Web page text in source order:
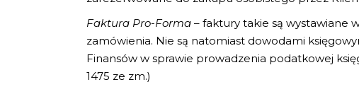
Faktura Pro-Forma – faktury takie są wystawiane
zamówienia. Nie są natomiast dowodami
Finansów w sprawie prowadzenia podatkowej
1475 ze zm.)